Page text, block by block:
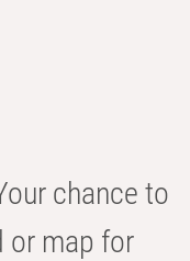
chance to
map for